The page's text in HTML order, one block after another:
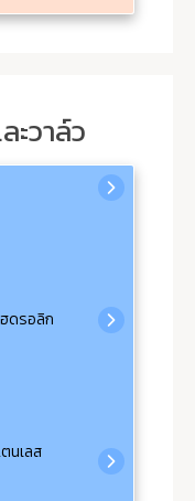
ะวาล์ว
ดรอลิก
นเลส